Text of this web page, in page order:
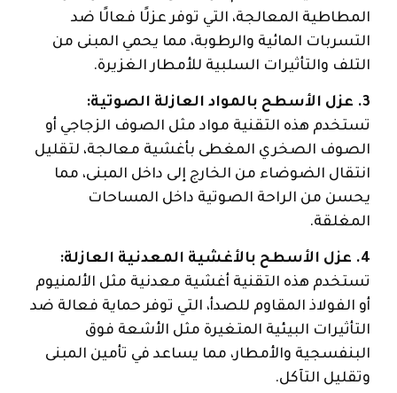
المطاطية المعالجة، التي توفر عزلًا فعالًا ضد
التسربات المائية والرطوبة، مما يحمي المبنى من
التلف والتأثيرات السلبية للأمطار الغزيرة.
3. عزل الأسطح بالمواد العازلة الصوتية:
تستخدم هذه التقنية مواد مثل الصوف الزجاجي أو
الصوف الصخري المغطى بأغشية معالجة، لتقليل
انتقال الضوضاء من الخارج إلى داخل المبنى، مما
يحسن من الراحة الصوتية داخل المساحات
المغلقة.
4. عزل الأسطح بالأغشية المعدنية العازلة:
تستخدم هذه التقنية أغشية معدنية مثل الألمنيوم
أو الفولاذ المقاوم للصدأ، التي توفر حماية فعالة ضد
التأثيرات البيئية المتغيرة مثل الأشعة فوق
البنفسجية والأمطار، مما يساعد في تأمين المبنى
وتقليل التآكل.